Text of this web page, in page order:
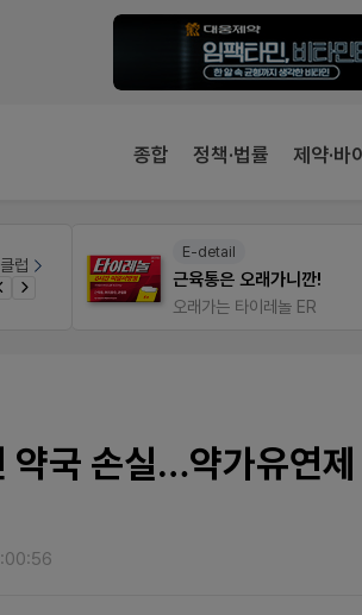
종합 정책·법률 제약·바
럽
약국 첫 채용공고 0원+'한번 더' 무료 연장
E-detail
근육통은 오래가니깐!
오래가는 타이레놀 ER
약국 손실…약가유연